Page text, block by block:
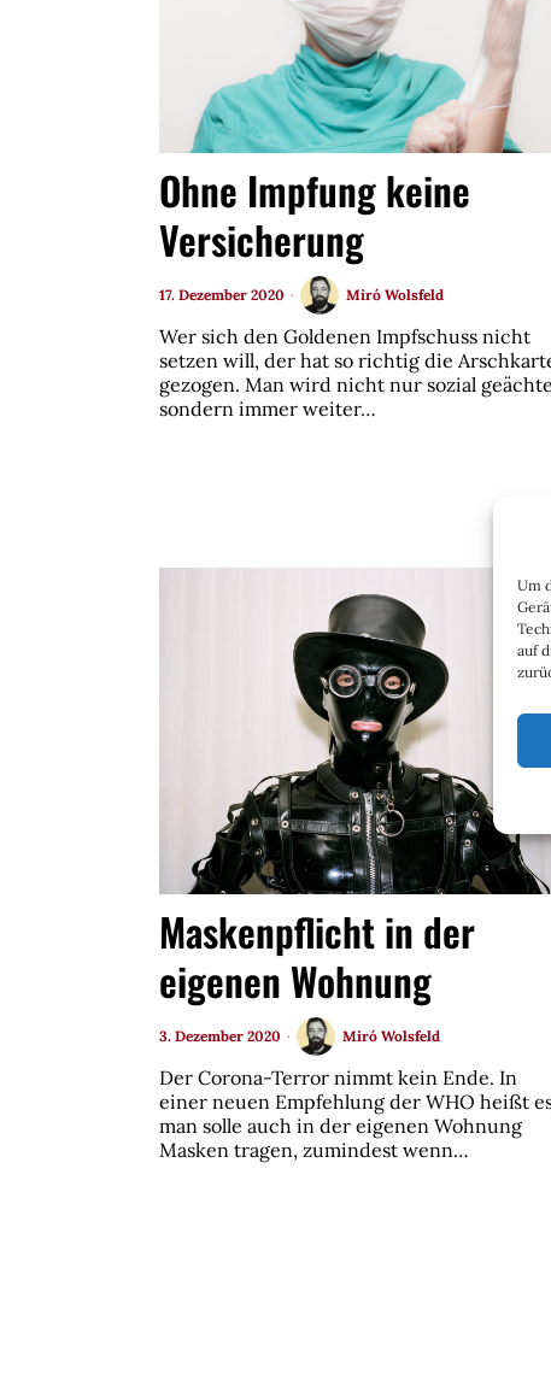
Um
auf
Ohne Impfung keine
Versicherung
17. Dezember 2020 Miró Wolsfeld
Wer sich den Goldenen Impfschuss nicht
setzen will, der hat so richtig die
gezogen. Man wird nicht nur sozial
sondern immer weiter…
Maskenpflicht in der
eigenen Wohnung
3. Dezember 2020 Miró Wolsfeld
Der Corona-Terror nimmt kein Ende. In
einer neuen Empfehlung der WHO heißt
man solle auch in der eigenen Wohnung
Masken tragen, zumindest wenn…